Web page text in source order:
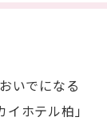
いでになる
ホテル柏」